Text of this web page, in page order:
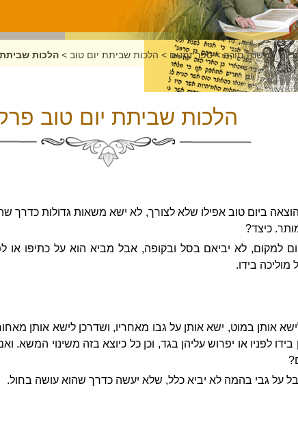
- משנה תורה>ספר זמנים > הלכות שביתת יום טוב > הלכות
הלכות שביתת יום טוב
ביום טוב אפילו שלא לצורך, לא ישא משאות גדולות כדרך
כיצד?
למקום, לא יביאם בסל ובקופה, אבל מביא הוא על כתיפו או
מוליכה בידו.
אותן במוט, ישא אותן על גבו מאחריו, ושדרכן לישא אותן
לפניו או יפרוש עליהן בגד, וכן כל כיוצא בזה משינוי המשא.
על גבי בהמה לא יביא כלל, שלא יעשה כדרך שהוא עושה בחול.